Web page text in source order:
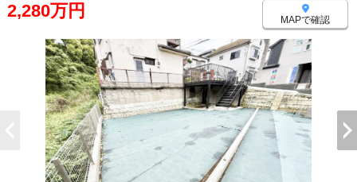
2,280万円 MAPで確認